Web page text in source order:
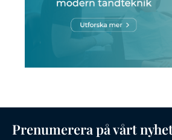
Prenumerera på vårt